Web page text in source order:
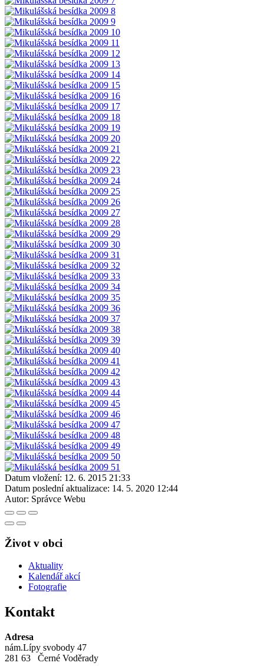
Datum vložení: 12. 6. 2015 21:33
Datum poslední aktualizace: 14. 5. 2020 12:44
Autor: Správce Webu
Život v obci
Aktuality
Kalendář akcí
Fotografie
Kontakt
Adresa
nám.Lípy svobody 47
281 63 Černé Voděrady